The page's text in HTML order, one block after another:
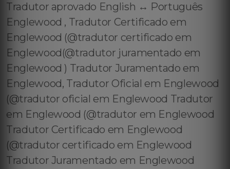
Tradutor aprovado English ↔️ Português
Englewood , Tradutor Certificado em
Englewood (@tradutor certificado em
Englewood(@tradutor juramentado em
Englewood ) Tradutor Juramentado em
Englewood, Tradutor Oficial em Englewood
(@tradutor oficial em Englewood Tradutor
em Englewood (@tradutor em Englewood
Tradutor Certificado em Englewood
(@tradutor certificado em Englewood
Tradutor Juramentado em Englewood